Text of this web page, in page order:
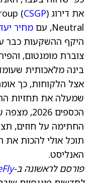
את דירוג CoStar Group ( CSGP
Neutral, עם
מחיר
צוברת מומנטום,
בינה מלאכותית
אצל הלקוחות, כך
שמעלה את תחזיות
החתימה על חוזים,
תוכל אולי להכות את
האנליסט.
פורסם לראשונה ב-